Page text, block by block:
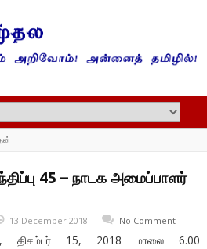
45 – நாடக அமைப்பாளர்
13 December 2018 No Comment
திசம்பர் 15, 2018 மாலை 6.00